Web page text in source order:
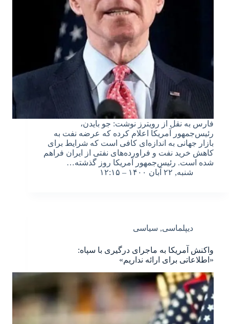
فارس به نقل از رویترز نوشت: جو بایدن،
رئیس‌جمهور آمریکا اعلام کرده که عرضه نفت به
بازار جهانی به اندازه‌ای کافی است که شرایط برای
کاهش خرید نفت و فراورده‌های نفتی از ایران فراهم
شده است. رئیس‌جمهور آمریکا روز گذشته…
شنبه, ۲۲ آبان ۱۴۰۰ – ۱۲:۱۵
دیپلماسی, سیاسی
واکنش آمریکا به ماجرای درگیری با سپاه:
«اطلاعاتی برای ارائه نداریم»